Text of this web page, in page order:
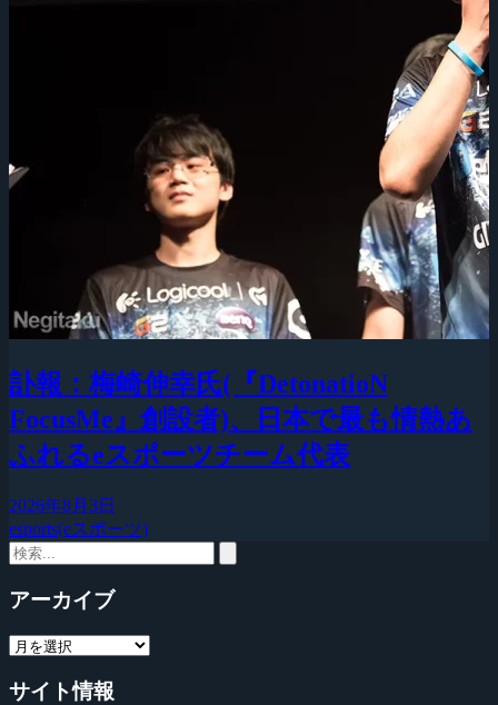
訃報：梅崎伸幸氏(『DetonatioN
FocusMe』創設者)、日本で最も情熱あ
ふれるeスポーツチーム代表
2026年8月3日
esports(eスポーツ)
アーカイブ
サイト情報